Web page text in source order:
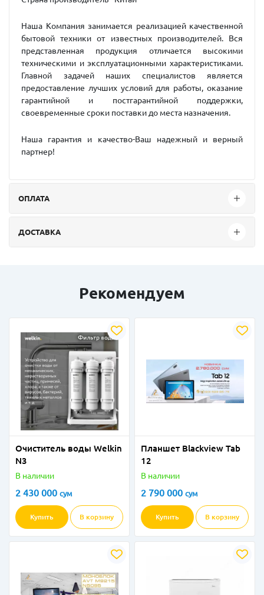
Наша Компания занимается реализацией качественной
бытовой техники от известных производителей. Вся
представленная продукция отличается высокими
техническими и эксплуатационными характеристиками.
Главной задачей наших специалистов является
предоставление лучших условий для работы, оказание
гарантийной и постгарантийной поддержки,
своевременные сроки поставки до места назначения.
Наша гарантия и качество-Ваш надежный и верный
партнер!
ОПЛАТА
ДОСТАВКА
Рекомендуем
Очиститель воды Welkin
N3
В наличии
2 430 000 сум
Купить В корзину
Планшет Blackview Tab
12
В наличии
2 790 000 сум
Купить В корзину